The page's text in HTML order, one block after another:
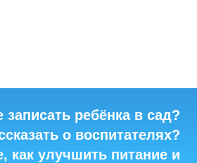
записать ребёнка в сад?
о воспитателях?
как улучшить питание и